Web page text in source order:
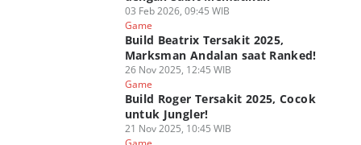
03 Feb 2026, 09:45 WIB
Game
Build Beatrix Tersakit 2025,
Marksman Andalan saat Ranked!
26 Nov 2025, 12:45 WIB
Game
Build Roger Tersakit 2025, Cocok
untuk Jungler!
21 Nov 2025, 10:45 WIB